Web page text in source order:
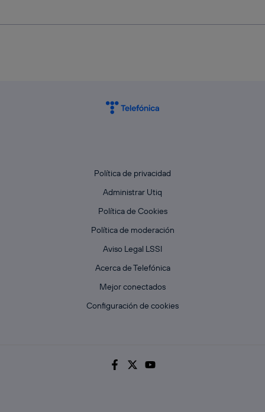
Política de privacidad
Administrar Utiq
Política de Cookies
Política de moderación
Aviso Legal LSSI
Acerca de Telefónica
Mejor conectados
Configuración de cookies